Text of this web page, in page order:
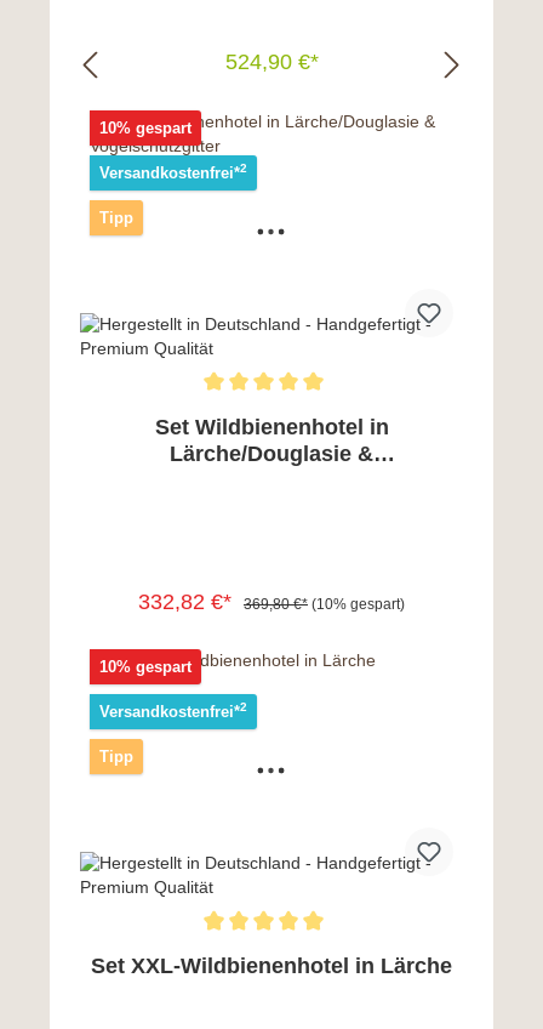
524,90 €*
In den Warenkorb
10% gespart
Versandkostenfrei*2
Tipp
Set Wildbienenhotel in
Lärche/Douglasie &
332,82 €* 369,80 €* (10% gespart)
In den Warenkorb
10% gespart
Versandkostenfrei*2
Tipp
Set XXL-Wildbienenhotel in Lärche